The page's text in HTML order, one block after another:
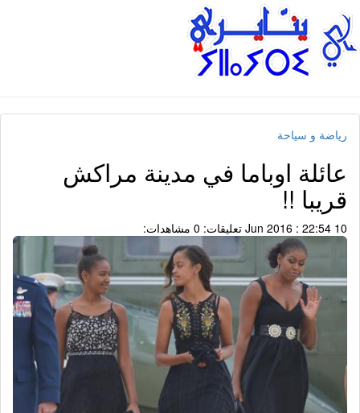
رياضة و سياحة
عائلة اوباما في مدينة مراكش
قريبا !!
10 Jun 2016 : 22:54 تعليقات: 0 مشاهدات: